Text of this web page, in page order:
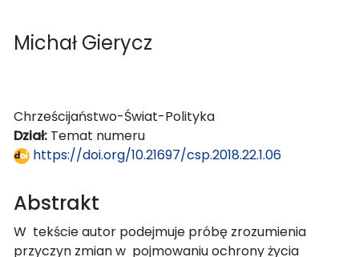
Michał Gierycz
Chrześcijaństwo-Świat-Polityka
Dział: Temat numeru
https://doi.org/10.21697/csp.2018.22.1.06
Abstrakt
W tekście autor podejmuje próbę zrozumienia
przyczyn zmian w pojmowaniu ochrony życia